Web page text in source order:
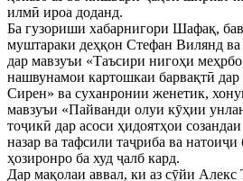
илмӣ ироа доданд.
Ба гузориши хабарнигори Шафақ,
муштараки деҳқон Стефан Вилянд
дар мавзуъи «Таъсири нигоҳи
нашвунамои картошкаи барвақтӣ
Сирен» ва суханронии женетик,
мавзуъи «Пайванди олуи кӯҳии
тоҷикӣ дар асоси ҳидоятҳои
назар ва тафсили таҷриба ва натоиҷи
ҳозиронро ба худ ҷалб кард.
Дар мақолаи аввал, ки аз сӯйи Алекс